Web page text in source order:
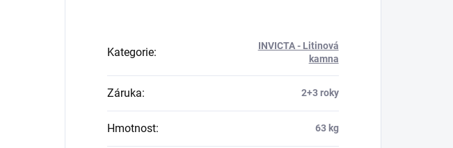
Kategorie:
INVICTA - Litinová
kamna
Záruka: 2+3 roky
Hmotnost: 63 kg